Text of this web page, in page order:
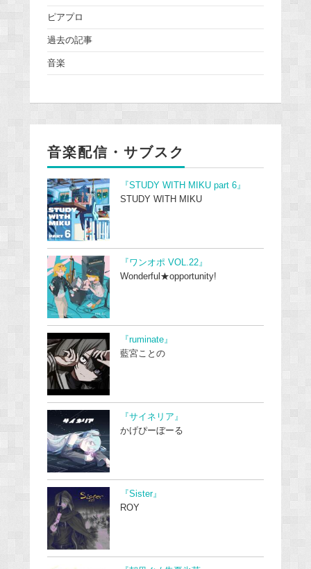
ピアプロ
過去の記事
音楽
音楽配信・サブスク
『STUDY WITH MIKU part 6』
STUDY WITH MIKU
『ワンオポ VOL.22』
Wonderful★opportunity!
『ruminate』
藍宮ことの
『サイネリア』
かげぴーぼーる
『Sister』
ROY